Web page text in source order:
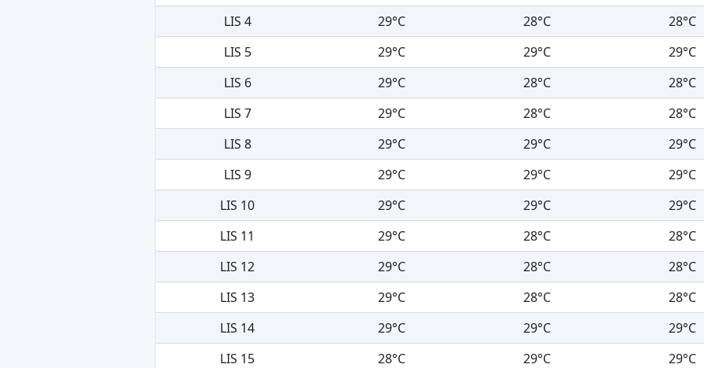
LIS 4
29°C 28°C
28°C
LIS 5
29°C 29°C
29°C
LIS 6
29°C 28°C
28°C
LIS 7
29°C 28°C
28°C
LIS 8
29°C 29°C
29°C
LIS 9
29°C 29°C
29°C
LIS 10
29°C 29°C
29°C
LIS 11
29°C 28°C
28°C
LIS 12
29°C 28°C
28°C
LIS 13
29°C 28°C
28°C
LIS 14
29°C 29°C
29°C
LIS 15
28°C 29°C
29°C